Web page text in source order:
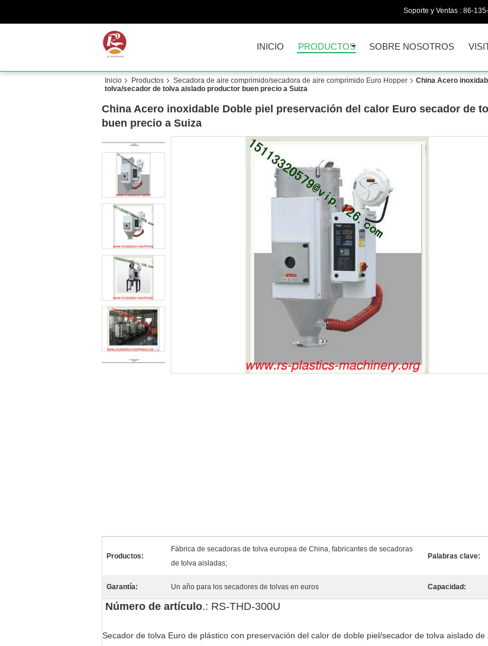
Soporte y Ventas : 86-
INICIO PRODUCTOS SOBRE NOSOTROS
Inicio Productos Secadora de aire comprimido/secadora de aire comprimido Euro Hopper
China Acero
tolva/secador de tolva aislado productor buen precio a Suiza
China Acero inoxidable Doble piel preservación del calor Euro secador de
buen precio a Suiza
Productos:
Fábrica de secadoras de tolva europea de China, fabricantes de secadoras
de tolva aisladas;
Palabras clave:
Garantía: Un año para los secadores de tolvas en euros Capacidad:
Número de artículo.: RS-THD-300U
Secador de tolva Euro de plástico con preservación del calor de doble piel/secador de tolva aislado